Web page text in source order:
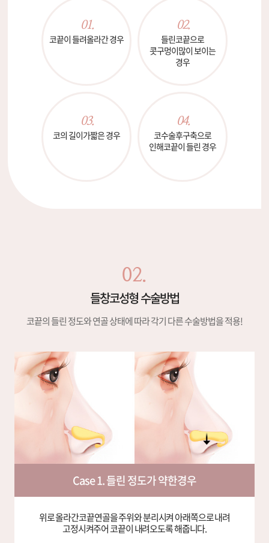
01.
코끝이 들려올라간 경우
02.
들린코끝으로
콧구멍이많이 보이는
경우
03.
코의 길이가짧은 경우
04.
코수술후구축으로
인해코끝이 들린 경우
02.
들창코성형 수술방법
코끝의 들린 정도와 연골 상태에 따라 각기 다른 수술방법을 적용!
Case 1. 들린 정도가 약한경우
위로 올라간코끝연골을 주위와 분리시켜아래쪽으로 내려
고정시켜주어 코끝이 내려오도록 해줍니다.